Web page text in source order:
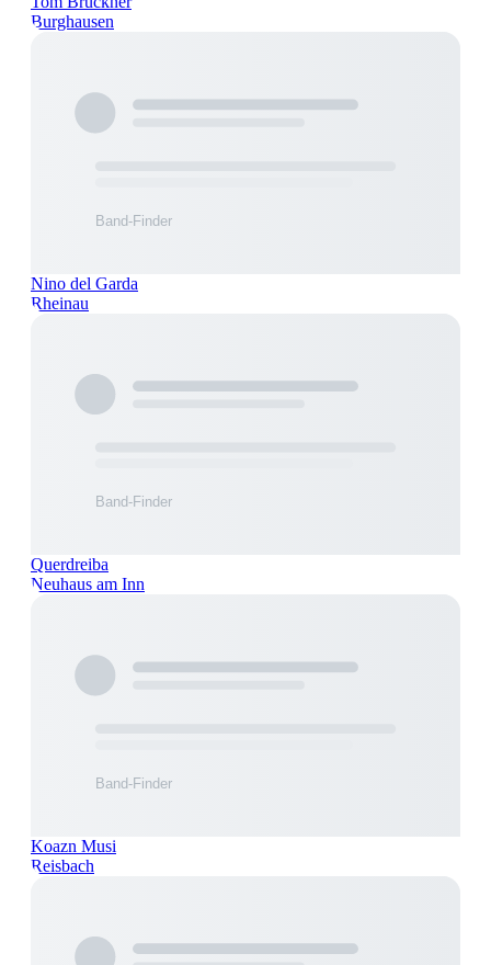
Burghausen
Nino del Garda
Rheinau
Querdreiba
Neuhaus am Inn
Koazn Musi
Reisbach